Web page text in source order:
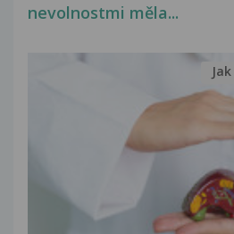
nevolnostmi měla...